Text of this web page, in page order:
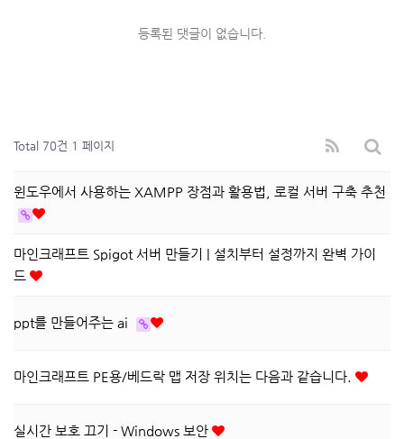
등록된 댓글이 없습니다.
Total 70건 1 페이지
윈도우에서 사용하는 XAMPP 장점과 활용법, 로컬 서버 구축 추천
마인크래프트 Spigot 서버 만들기 | 설치부터 설정까지 완벽 가이
드
ppt를 만들어주는 ai
마인크래프트 PE용/베드락 맵 저장 위치는 다음과 같습니다.
실시간 보호 끄기 - Windows 보안